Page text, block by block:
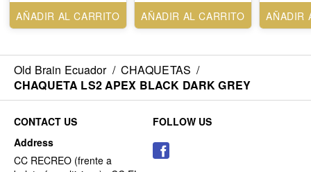
AÑADIR AL CARRITO AÑADIR AL CARRITO AÑADIR
Old Brain Ecuador / CHAQUETAS /
CHAQUETA LS2 APEX BLACK DARK GREY
CONTACT US
Address
CC RECREO (frente a
FOLLOW US